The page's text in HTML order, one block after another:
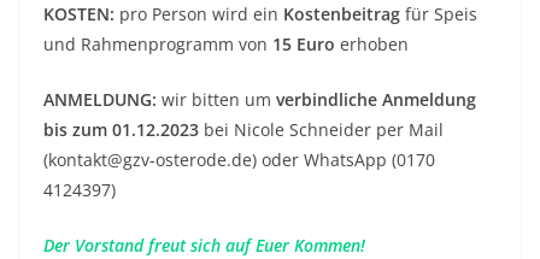
KOSTEN: pro Person wird ein Kostenbeitrag für Speis
und Rahmenprogramm von 15 Euro erhoben
ANMELDUNG: wir bitten um verbindliche Anmeldung
bis zum 01.12.2023 bei Nicole Schneider per Mail
(kontakt@gzv-osterode.de) oder WhatsApp (0170
4124397)
Der Vorstand freut sich auf Euer Kommen!